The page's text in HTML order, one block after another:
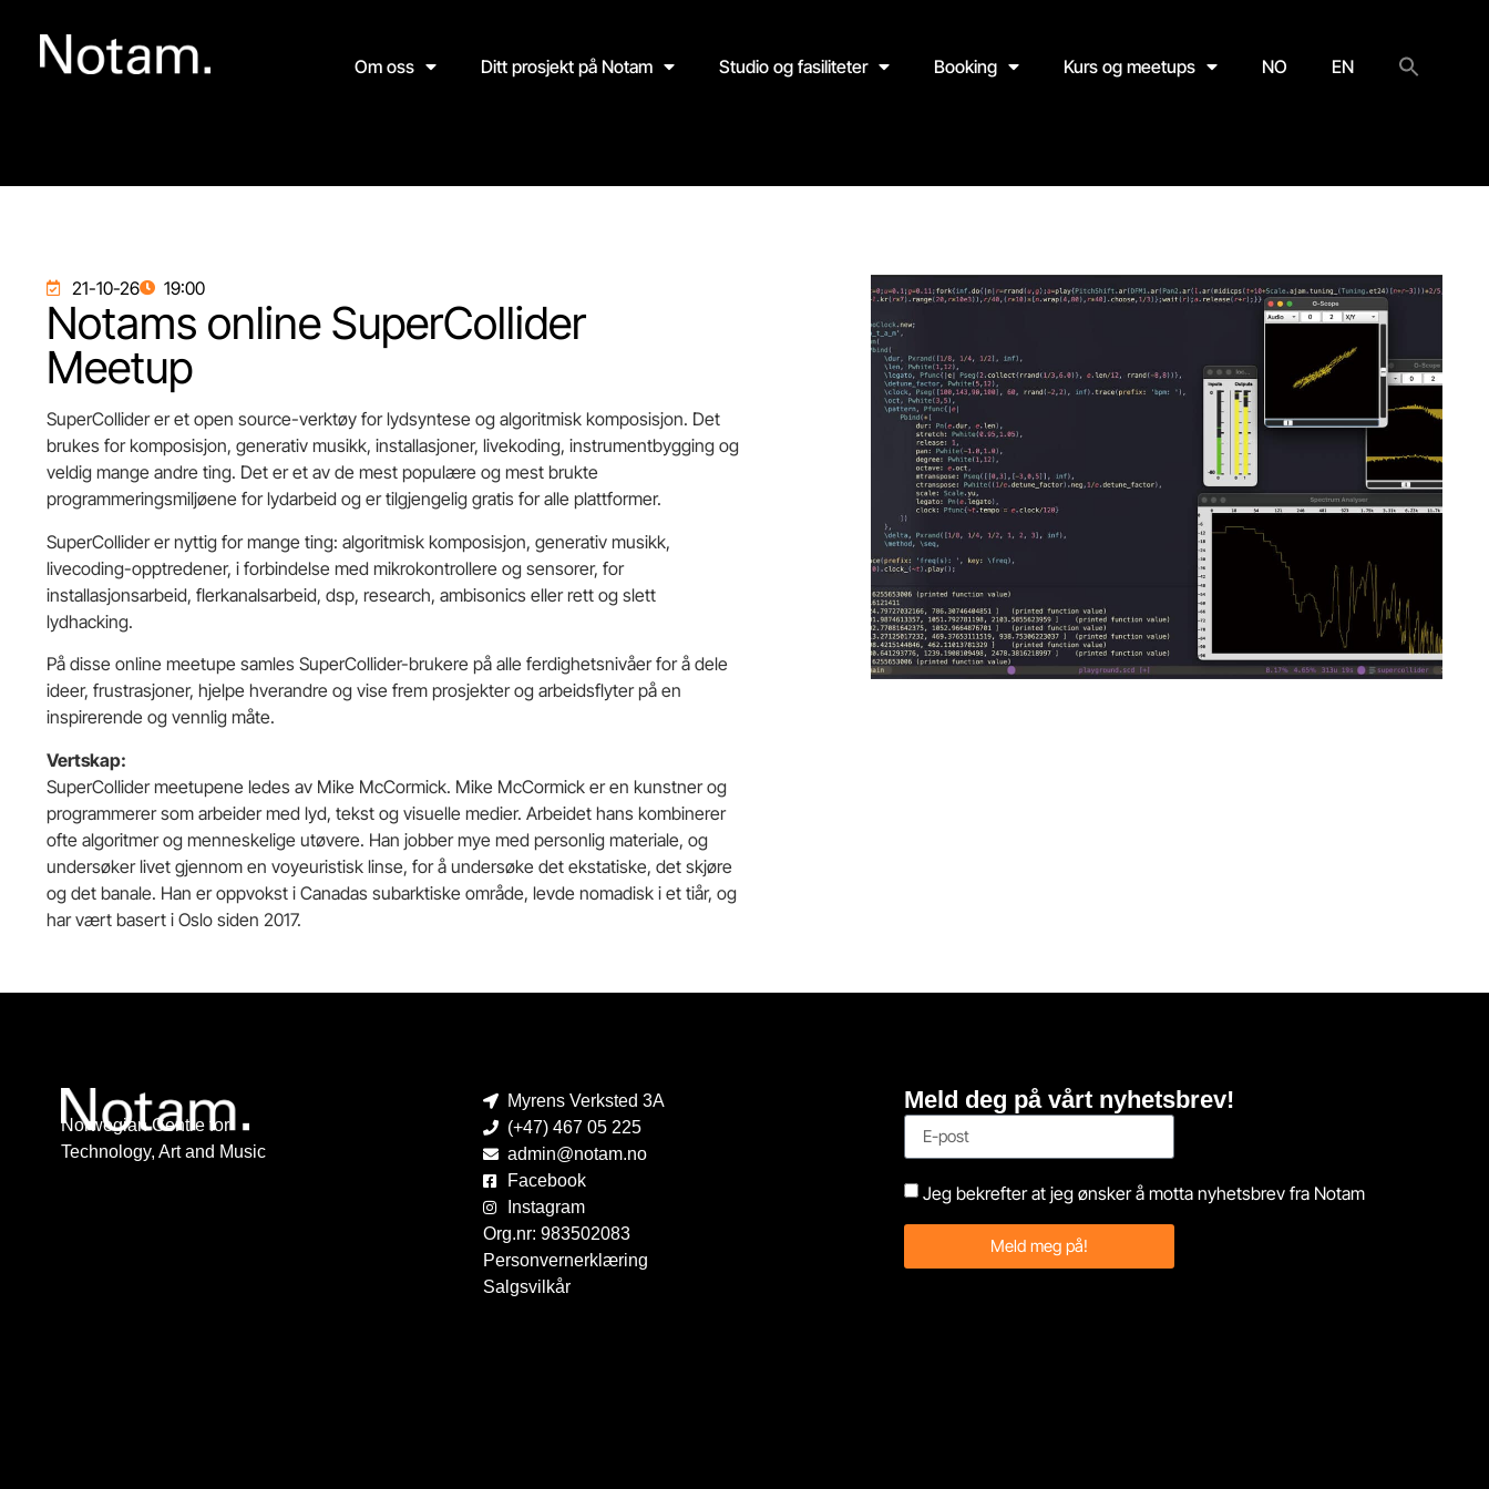
Om oss Ditt prosjekt på Notam Studio og fasiliteter Booking Kurs og meetups NO EN
21-10-26 19:00
Notams online SuperCollider
Meetup
SuperCollider er et open source-verktøy for lydsyntese og algoritmisk komposisjon. Det
brukes for komposisjon, generativ musikk, installasjoner, livekoding, instrumentbygging og
veldig mange andre ting. Det er et av de mest populære og mest brukte
programmeringsmiljøene for lydarbeid og er tilgjengelig gratis for alle plattformer.
SuperCollider er nyttig for mange ting: algoritmisk komposisjon, generativ musikk,
livecoding-opptredener, i forbindelse med mikrokontrollere og sensorer, for
installasjonsarbeid, flerkanalsarbeid, dsp, research, ambisonics eller rett og slett
lydhacking.
På disse online meetupe samles SuperCollider-brukere på alle ferdighetsnivåer for å dele
ideer, frustrasjoner, hjelpe hverandre og vise frem prosjekter og arbeidsflyter på en
inspirerende og vennlig måte.
Vertskap:
SuperCollider meetupene ledes av Mike McCormick. Mike McCormick er en kunstner og
programmerer som arbeider med lyd, tekst og visuelle medier. Arbeidet hans kombinerer
ofte algoritmer og menneskelige utøvere. Han jobber mye med personlig materiale, og
undersøker livet gjennom en voyeuristisk linse, for å undersøke det ekstatiske, det skjøre
og det banale. Han er oppvokst i Canadas subarktiske område, levde nomadisk i et tiår, og
har vært basert i Oslo siden 2017.
Norwegian Centre for
Technology, Art and Music
Myrens Verksted 3A
(+47) 467 05 225
admin@notam.no
Facebook
Instagram
Org.nr: 983502083
Personvernerklæring
Salgsvilkår
Meld deg på vårt nyhetsbrev!
Jeg bekrefter at jeg ønsker å motta nyhetsbrev fra Notam
Meld meg på!